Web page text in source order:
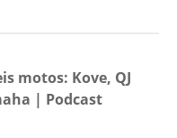
motos: Kove, QJ
| Podcast